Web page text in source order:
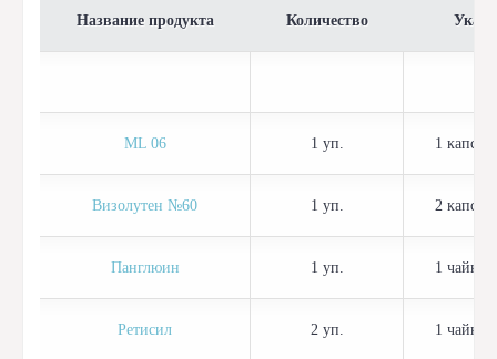
Название продукта Количество
ML 06 1 уп. 1
Визолутен №60 1 уп. 2
Панглюин 1 уп. 1
Ретисил 2 уп. 1